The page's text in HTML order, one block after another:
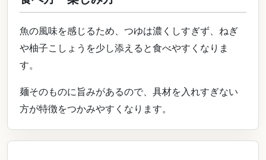
魚の風味を感じるため、つゆは濃くしすぎず、ねぎ
や柚子こしょうを少し添えると食べやすくなりま
す。
麺そのものに旨みがあるので、具材を入れすぎない
方が特徴をつかみやすくなります。